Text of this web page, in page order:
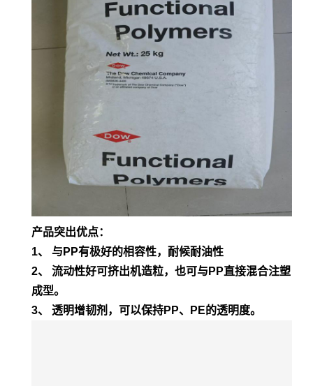
产品突出优点：
1、 与PP有极好的相容性，耐候耐油性
2、 流动性好可挤出机造粒，也可与PP直接混合注塑
成型。
3、 透明增韧剂，可以保持PP、PE的透明度。